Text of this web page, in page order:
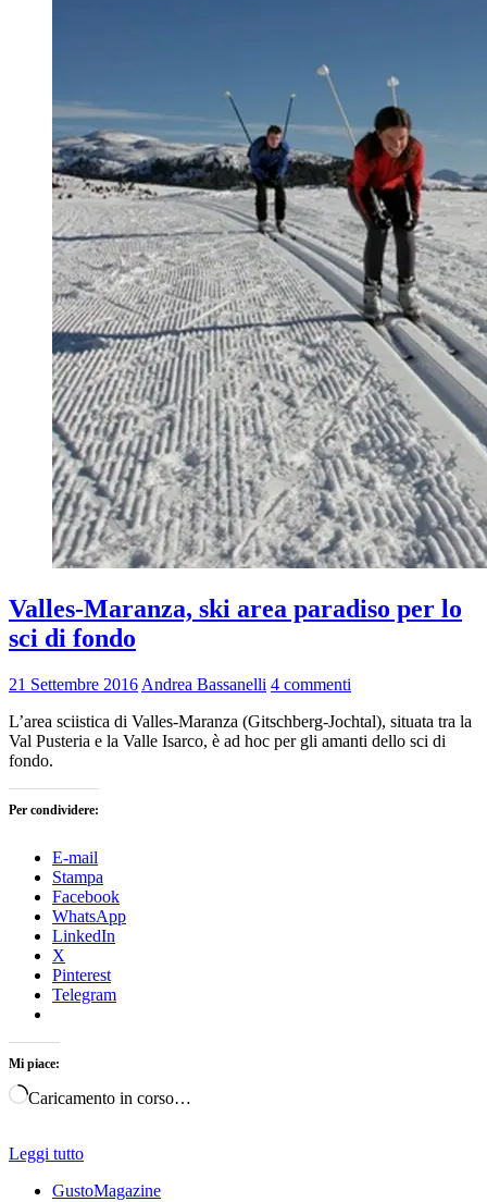
Valles-Maranza, ski area paradiso per lo
sci di fondo
21 Settembre 2016 Andrea Bassanelli 4 commenti
L’area sciistica di Valles-Maranza (Gitschberg-Jochtal), situata tra la
Val Pusteria e la Valle Isarco, è ad hoc per gli amanti dello sci di
fondo.
Per condividere:
E-mail
Stampa
Facebook
WhatsApp
LinkedIn
X
Pinterest
Telegram
Mi piace:
Caricamento in corso…
Leggi tutto
GustoMagazine